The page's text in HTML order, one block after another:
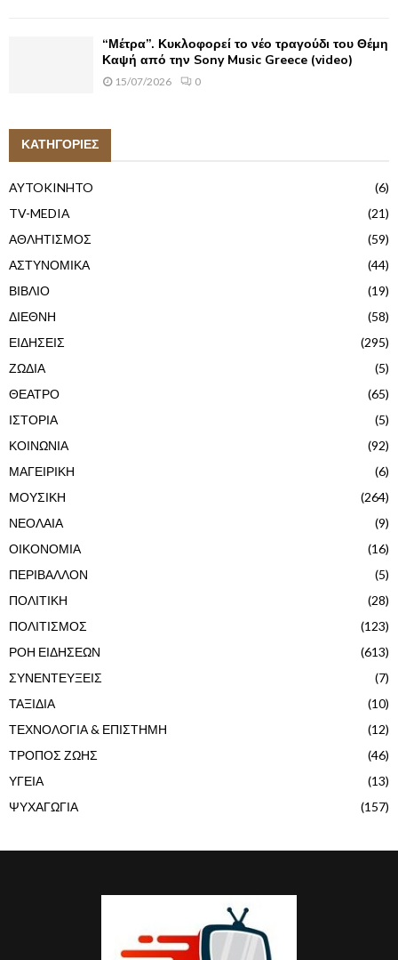
“Μέτρα”. Κυκλοφορεί το νέο τραγούδι του Θέμη
Καψή από την Sony Music Greece (video)
15/07/2026 0
ΚΑΤΗΓΟΡΙΕΣ
AYTOKINHTO
(6)
TV-MEDIA
(21)
ΑΘΛΗΤΙΣΜΟΣ
(59)
ΑΣΤΥΝΟΜΙΚΑ
(44)
ΒΙΒΛΙΟ
(19)
ΔΙΕΘΝΗ
(58)
ΕΙΔΗΣΕΙΣ
(295)
ΖΩΔΙΑ
(5)
ΘΕΑΤΡΟ
(65)
ΙΣΤΟΡΙΑ
(5)
ΚΟΙΝΩΝΙΑ
(92)
ΜΑΓΕΙΡΙΚΗ
(6)
ΜΟΥΣΙΚΗ
(264)
ΝΕΟΛΑΙΑ
(9)
ΟΙΚΟΝΟΜΙΑ
(16)
ΠΕΡΙΒΑΛΛΟΝ
(5)
ΠΟΛΙΤΙΚΗ
(28)
ΠΟΛΙΤΙΣΜΟΣ
(123)
ΡΟΗ ΕΙΔΗΣΕΩΝ
(613)
ΣΥΝΕΝΤΕΥΞΕΙΣ
(7)
ΤΑΞΙΔΙΑ
(10)
ΤΕΧΝΟΛΟΓΙΑ & ΕΠΙΣΤΗΜΗ
(12)
ΤΡΟΠΟΣ ΖΩΗΣ
(46)
ΥΓΕΙΑ
(13)
ΨΥΧΑΓΩΓΙΑ
(157)